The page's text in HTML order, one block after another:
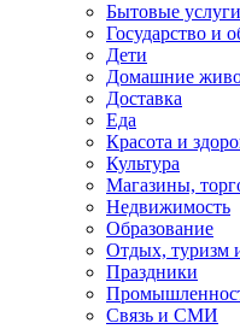
Бытовые услуги
Государство и
Дети
Домашние
Доставка
Еда
Красота и
Культура
Магазины,
Недвижимость
Образование
Отдых, туризм
Праздники
Связь и СМИ